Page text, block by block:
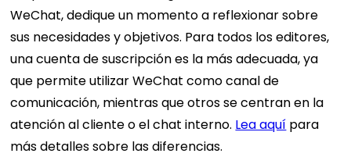
WeChat, dedique un momento a reflexionar sobre
sus necesidades y objetivos. Para todos los editores,
una cuenta de suscripción es la más adecuada, ya
que permite utilizar WeChat como canal de
comunicación, mientras que otros se centran en la
atención al cliente o el chat interno. Lea aquí para
más detalles sobre las diferencias.